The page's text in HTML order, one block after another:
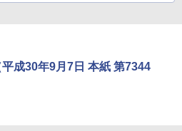
成30年9月7日 本紙 第7344